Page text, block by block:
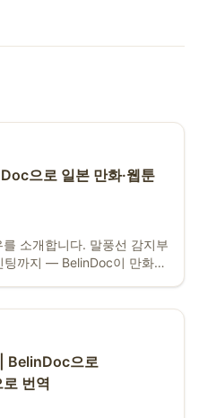
으로 일본 만화·웹툰
소개합니다. 말풍선 감지부
팅까지 — BelinDoc이 만화
BelinDoc으로
번역